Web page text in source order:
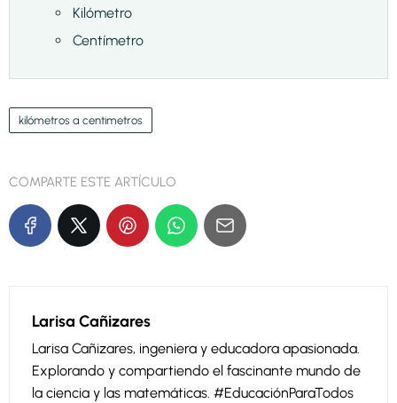
Kilómetro
Centímetro
kilómetros a centimetros
COMPARTE ESTE ARTÍCULO
Larisa Cañizares
Larisa Cañizares, ingeniera y educadora apasionada.
Explorando y compartiendo el fascinante mundo de
la ciencia y las matemáticas. #EducaciónParaTodos